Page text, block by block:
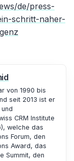
de/press-
schritt-naher-
von 1990 bis
seit 2013 ist er
CRM Institute
welche das
Forum, den
Award, das
Summit, den